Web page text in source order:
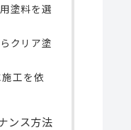
塗料を選
クリア塗
工を依
ンス方法